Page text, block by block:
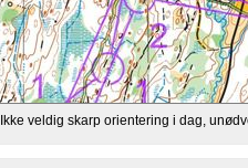
Ikke veldig skarp orientering i dag,